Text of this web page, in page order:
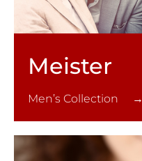
Meister
Men’s Collection →